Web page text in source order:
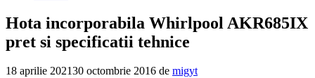
Hota incorporabila Whirlpool AKR685IX
pret si specificatii tehnice
18 aprilie 202130 octombrie 2016 de migyt